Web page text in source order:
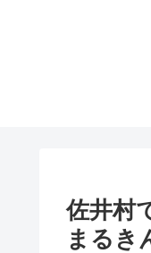
佐井村
まるき